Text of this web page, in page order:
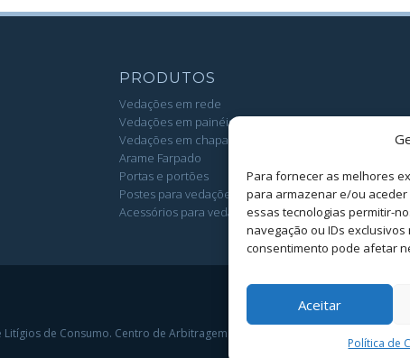
Para fornecer as melhores
para armazenar e/ou
essas tecnologias permitir-
navegação ou IDs
consentimento pode afetar
Aceitar
Política de
PRODUTOS
Vedações em rede
Vedações em painéis
Vedações em chapa
Arame Farpado
Portas e portões
Postes para vedações
Acessórios para vedações e portões
de Consumo. Centro de Arbitragem de Conflitos de Consumo de Lisboa